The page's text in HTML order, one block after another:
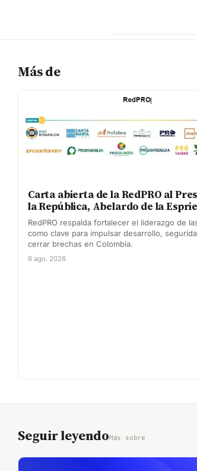
Más de
Carta abierta de la RedPRO al
la República, Abelardo de la
RedPRO respalda fortalecer el liderazgo de
como clave para impulsar desarrollo,
cerrar brechas en Colombia.
6 ago. 2026
Seguir leyendoMás sobre